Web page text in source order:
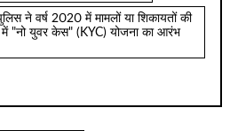
ने वर्ष 2020 में मामलों या शिकायतों की
में "नो युवर केस" (KYC) योजना का आरंभ